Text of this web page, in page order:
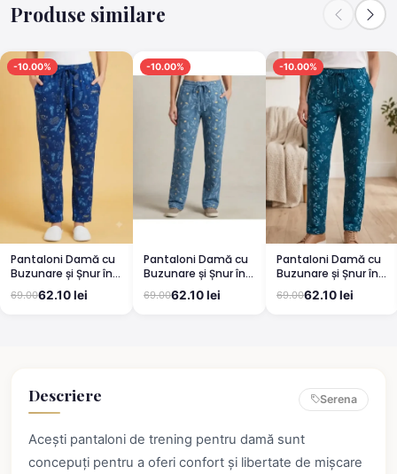
Produse similare
-10.00%
Pantaloni Damă cu
Buzunare și Șnur în
Talie ALBASTRU 02
69.0062.10 lei
-10.00%
Pantaloni Damă cu
Buzunare și Șnur în
Talie Albastru cu
galben
69.0062.10 lei
-10.00%
Pantaloni Damă cu
Buzunare și Șnur în
Talie, TURCOAZ
69.0062.10 lei
Descriere Serena
Acești pantaloni de trening pentru damă sunt
concepuți pentru a oferi confort și libertate de mișcare